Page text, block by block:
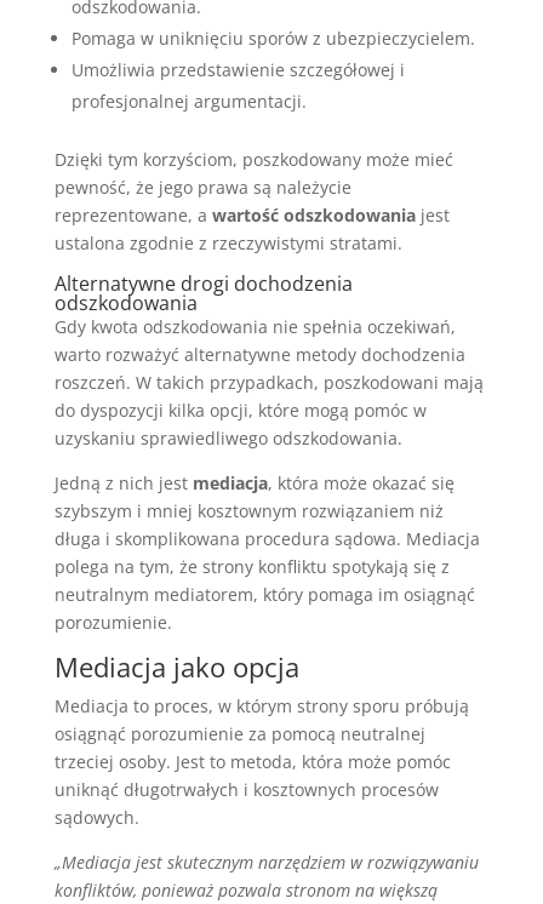
odszkodowania.
Pomaga w uniknięciu sporów z ubezpieczycielem.
Umożliwia przedstawienie szczegółowej i
profesjonalnej argumentacji.
Dzięki tym korzyściom, poszkodowany może mieć
pewność, że jego prawa są należycie
reprezentowane, a wartość odszkodowaniajest
ustalona zgodnie z rzeczywistymi stratami.
Alternatywne drogi dochodzenia
odszkodowania
Gdy kwota odszkodowania nie spełnia oczekiwań,
warto rozważyć alternatywne metody dochodzenia
roszczeń. W takich przypadkach, poszkodowani mają
do dyspozycji kilka opcji, które mogą pomóc w
uzyskaniu sprawiedliwego odszkodowania.
Jedną z nich jest mediacja, która może okazać się
szybszym i mniej kosztownym rozwiązaniem niż
długa i skomplikowana procedura sądowa. Mediacja
polega na tym, że strony konfliktu spotykają się z
neutralnym mediatorem, który pomaga im osiągnąć
porozumienie.
Mediacja jako opcja
Mediacja to proces, w którym strony sporu próbują
osiągnąć porozumienie za pomocą neutralnej
trzeciej osoby. Jest to metoda, która może pomóc
uniknąć długotrwałych i kosztownych procesów
sądowych.
„Mediacja jest skutecznym narzędziem w rozwiązywaniu
konfliktów, ponieważ pozwala stronom na większą